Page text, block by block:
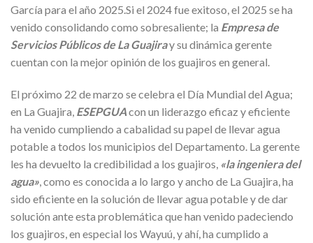
García para el año 2025.Si el 2024 fue exitoso, el 2025 se ha
venido consolidando como sobresaliente; la Empresa de
Servicios Públicos de La Guajiray su dinámica gerente
cuentan con la mejor opinión de los guajiros en general.
El próximo 22 de marzo se celebra el Día Mundial del Agua;
en La Guajira, ESEPGUAcon un liderazgo eficaz y eficiente
ha venido cumpliendo a cabalidad su papel de llevar agua
potable a todos los municipios del Departamento. La gerente
les ha devuelto la credibilidad a los guajiros, «la ingeniera del
agua», como es conocida a lo largo y ancho de La Guajira, ha
sido eficiente en la solución de llevar agua potable y de dar
solución ante esta problemática que han venido padeciendo
los guajiros, en especial los Wayuú, y ahí, ha cumplido a